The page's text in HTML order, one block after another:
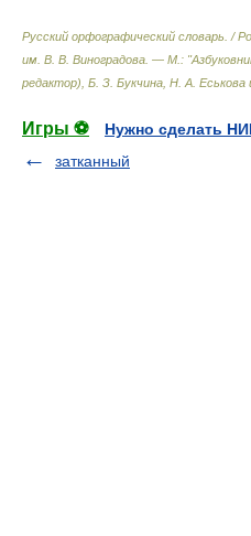
Русский орфографический словарь. /
им. В. В. Виноградова. — М.:
редактор), Б. З. Букчина, Н. А. Еськова
Игры ⚽
Нужно сделать
затканный